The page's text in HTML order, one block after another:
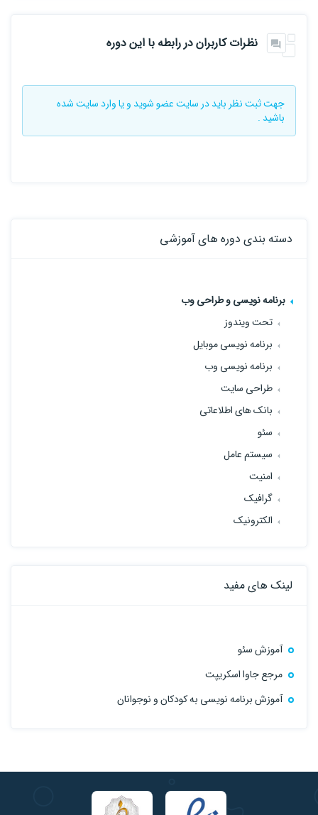
نظرات کاربران در رابطه با این دوره
جهت ثبت نظر باید در سایتعضو شوید و یاوارد سایتشده
باشید .
دسته بندی دوره های آموزشی
برنامه نویسی و طراحی وب
تحت ویندوز
برنامه نویسی موبایل
برنامه نویسی وب
طراحی سایت
بانک های اطلاعاتی
سئو
سیستم عامل
امنیت
گرافیک
الکترونیک
لینک های مفید
آموزش سئو
مرجع جاوا اسکریپت
آموزش برنامه نویسی به کودکان و نوجوانان